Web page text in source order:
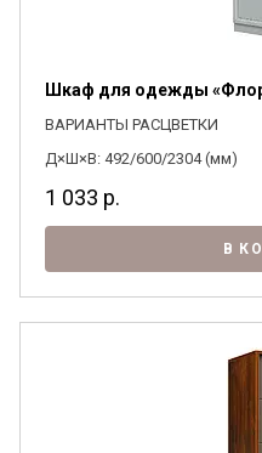
Шкаф для одежды
ВАРИАНТЫ РАСЦВЕТКИ
Д×Ш×В: 492/600/2304 (мм)
1 033 р.
В